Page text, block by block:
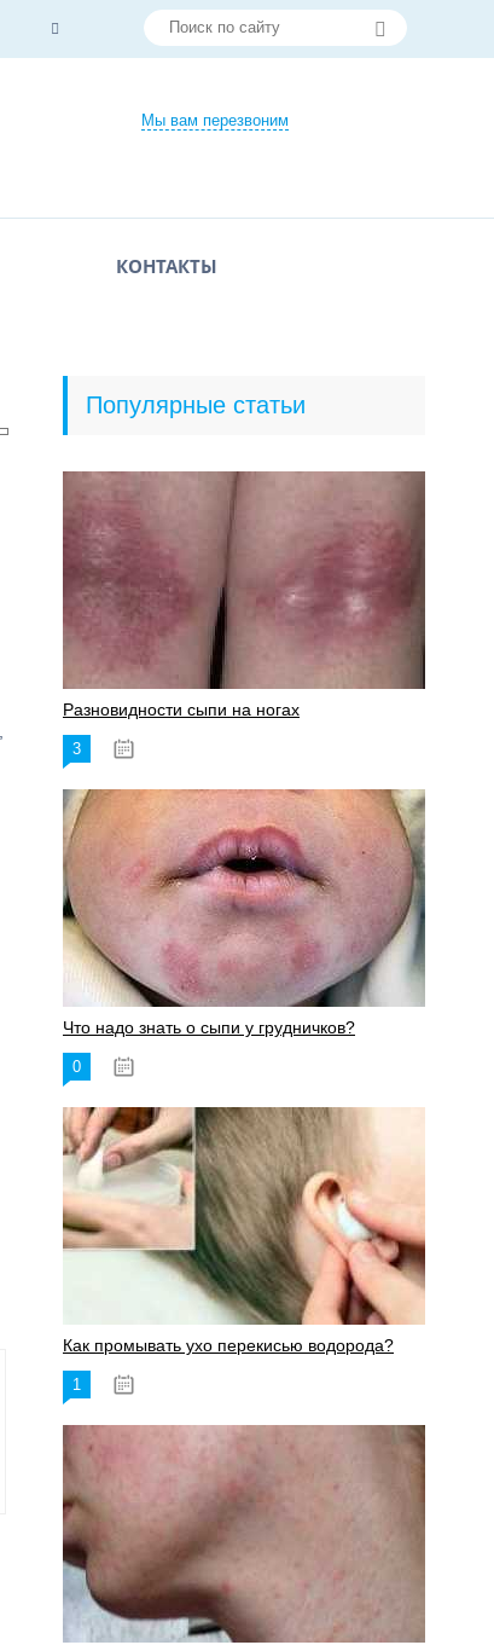
Мы вам перезвоним
КОНТАКТЫ
Популярные статьи
Разновидности сыпи на ногах
3
Что надо знать о сыпи у грудничков?
0
Как промывать ухо перекисью водорода?
1